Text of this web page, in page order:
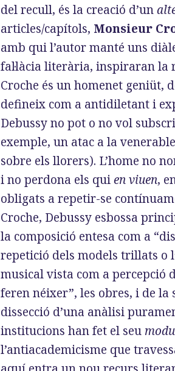
del recull, és la creació d’un
articles/capítols, Monsieur
amb qui l’autor manté uns
fal·làcia literària, inspiraran la
Croche és un homenet geniüt,
defineix com a antidiletant i
Debussy no pot o no vol
exemple, un atac a la
sobre els llorers). L’home no
i no perdona els quien viuen,
obligats a repetir-se
Croche, Debussy esbossa
la composició entesa com a
repetició dels models trillats o
musical vista com a percepció
feren néixer”, les obres, i de
dissecció d’una anàlisi
institucions han fet el seu
l’antiacademicisme que